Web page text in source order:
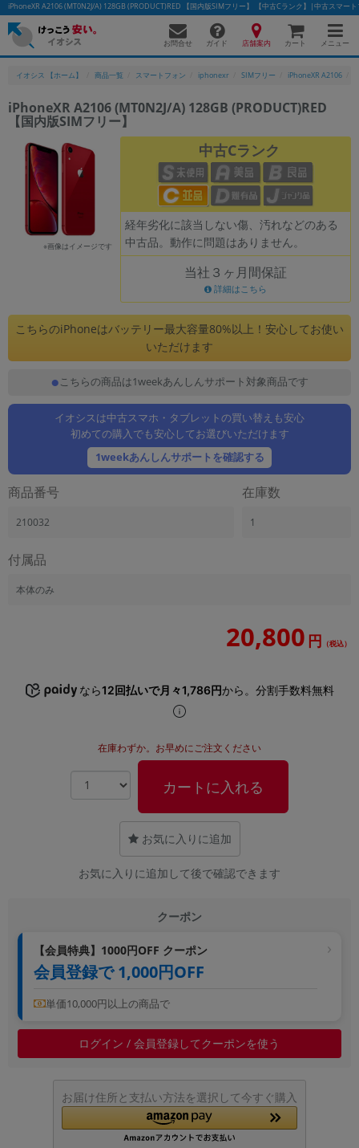
iPhoneXR A2106 (MT0N2J/A) 128GB (PRODUCT)RED 【国内版SIMフリー】 【中古Cランク】|中古スマー
お問合せ ガイド 店舗案内 カート メニュー
イオシス 【ホーム】 商品一覧 スマートフォン iphonexr SIMフリー iPhoneXR A2106
iPhoneXR A2106 (MT0N2J/A) 128GB (PRODUCT)RED
【国内版SIMフリー】
※画像はイメージです
中古Cランク
経年劣化に該当しない傷、汚れなどのある
中古品。動作に問題はありません。
当社３ヶ月間保証
詳細はこちら
こちらのiPhoneはバッテリー最大容量80%以上！安心してお使い
いただけます
こちらの商品は1weekあんしんサポート対象商品です
イオシスは中古スマホ・タブレットの買い替えも安心
初めての購入でも安心してお選びいただけます
1weekあんしんサポートを確認する
商品番号
210032
在庫数
1
付属品
本体のみ
20,800 円 （税込）
なら12回払いで月々1,786円から。分割手数料無料
在庫わずか。お早めにご注文ください
カートに入れる
お気に入りに追加
お気に入りに追加して後で確認できます
クーポン
【会員特典】1000円OFF クーポン
会員登録で 1,000円OFF
単価10,000円以上の商品で
ログイン / 会員登録してクーポンを使う
お届け住所と支払い方法を選択して今すぐ購入
かんたんパソコン検索に切り替える
フリーワード
除外ワード
人気の検索ワード： Let's note EliteBookMacBook
「スマートフォン」「タブレット」など
シリーズ
商品シリーズ名・ブランド名の絞り込み。
「iPhone」「Xperia」「Galaxy」など
「Apple」「SONY」「SHARP」など
商品の搭載機能による絞り込み
ドライブの絞り込み
ランク
「新品」「未使用」「中古」など
~
~
発売日
年 月 から
各項目のチェックボックスは「or検索」となります。
ただし機能別のみ「and検索」となります。